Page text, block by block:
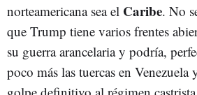
norteamericana sea el Caribe. No
que Trump tiene varios frentes
su guerra arancelaria y podría,
poco más las tuercas en Venezuela